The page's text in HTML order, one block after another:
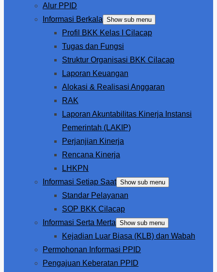
Alur PPID
Informasi Berkala Show sub menu
Profil BKK Kelas I Cilacap
Tugas dan Fungsi
Struktur Organisasi BKK Cilacap
Laporan Keuangan
Alokasi & Realisasi Anggaran
RAK
Laporan Akuntabilitas Kinerja Instansi
Pemerintah (LAKIP)
Perjanjian Kinerja
Rencana Kinerja
LHKPN
Informasi Setiap Saat Show sub menu
Standar Pelayanan
SOP BKK Cilacap
Informasi Serta Merta Show sub menu
Kejadian Luar Biasa (KLB) dan Wabah
Permohonan Informasi PPID
Pengajuan Keberatan PPID